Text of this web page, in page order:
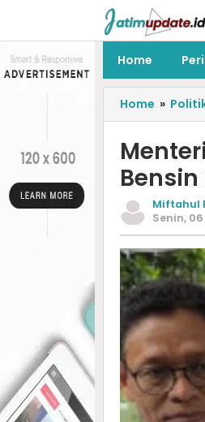
Home
Home »
Miftahul
Senin, 06